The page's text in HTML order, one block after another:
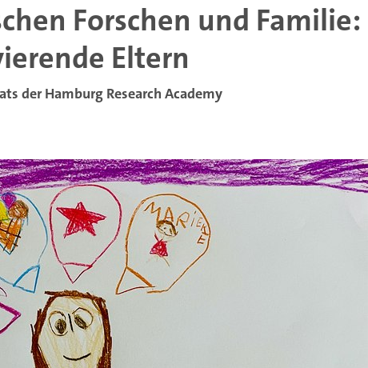
Forschen und Familie:
Eltern
der Hamburg Research Academy